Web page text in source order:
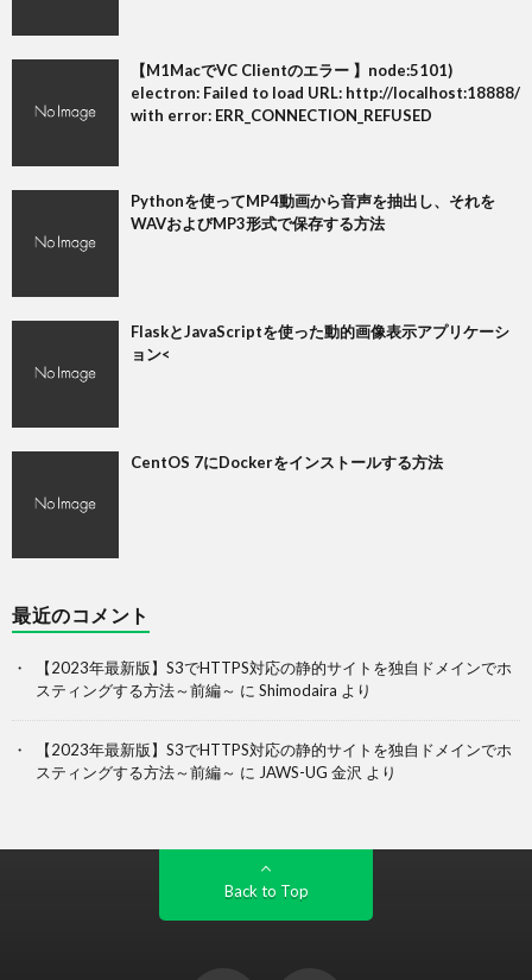
【M1MacでVC Clientのエラー 】node:5101)
electron: Failed to load URL: http://localhost:18888/
with error: ERR_CONNECTION_REFUSED
Pythonを使ってMP4動画から音声を抽出し、それを
WAVおよびMP3形式で保存する方法
FlaskとJavaScriptを使った動的画像表示アプリケーシ
ョン<
CentOS 7にDockerをインストールする方法
最近のコメント
【2023年最新版】S3でHTTPS対応の静的サイトを独自ドメインでホ
スティングする方法～前編～ に Shimodaira より
【2023年最新版】S3でHTTPS対応の静的サイトを独自ドメインでホ
スティングする方法～前編～ に JAWS-UG 金沢 より
Back to Top